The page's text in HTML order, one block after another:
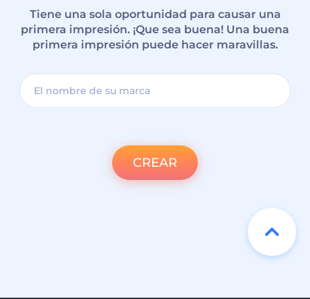
Tiene una sola oportunidad para causar una
primera impresión. ¡Que sea buena! Una buena
primera impresión puede hacer maravillas.
CREAR